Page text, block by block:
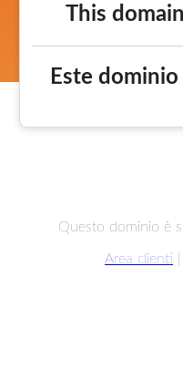
This
Este
Questo dominio è
Area clienti